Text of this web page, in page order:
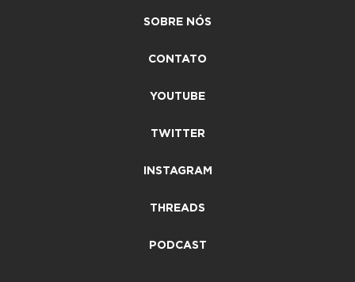
SOBRE NÓS
CONTATO
YOUTUBE
TWITTER
INSTAGRAM
THREADS
PODCAST